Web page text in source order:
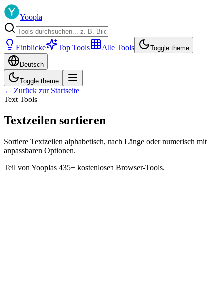
Yoopla
Einblicke Top Tools Alle Tools Toggle theme
Deutsch
Toggle theme
← Zurück zur Startseite
Text Tools
Textzeilen sortieren
Sortiere Textzeilen alphabetisch, nach Länge oder numerisch mit
anpassbaren Optionen.
Teil von Yooplas 435+ kostenlosen Browser-Tools.